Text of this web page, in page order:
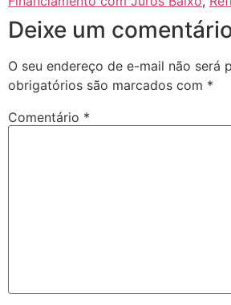
Deixe um
O seu endereço de e-mail não será
obrigatórios são marcados com *
Comentário *